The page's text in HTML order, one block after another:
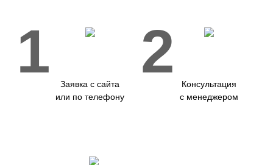
1
Заявка с сайта
или по телефону
2
Консультация
с менеджером